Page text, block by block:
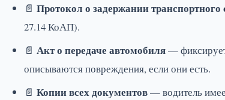
📄 Протокол о задержании транспортного
27.14 КоАП).
📄 Акт о передаче автомобиля—
описываются повреждения, если они есть.
📄 Копии всех документов— водитель